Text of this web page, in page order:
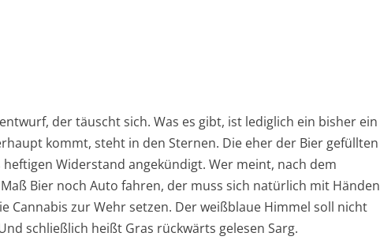
der täuscht sich. Was es gibt, ist lediglich ein bisher ein
kommt, steht in den Sternen. Die eher der Bier gefüllten
Widerstand angekündigt. Wer meint, nach dem
Bier noch Auto fahren, der muss sich natürlich mit Händen
Cannabis zur Wehr setzen. Der weißblaue Himmel soll nicht
schließlich heißt Gras rückwärts gelesen Sarg.